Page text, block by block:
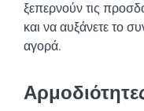
ξεπερνούν τις
και να αυξάνετε το
αγορά.